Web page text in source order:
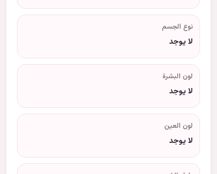
نوع الجسم
لا يوجد
لون البشرة
لا يوجد
لون العين
لا يوجد